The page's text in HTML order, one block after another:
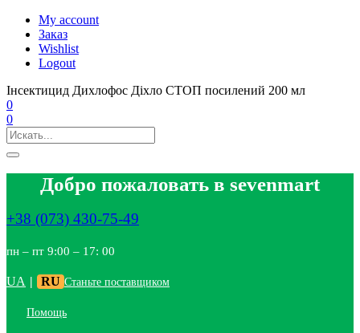
My account
Заказ
Wishlist
Logout
Інсектицид Дихлофос Діхло СТОП посилений 200 мл
0
0
Добро пожаловать в sevenmart
+38 (073) 430-75-49
пн – пт 9:00 – 17: 00
UA | RU Станьте поставщиком
Помощь